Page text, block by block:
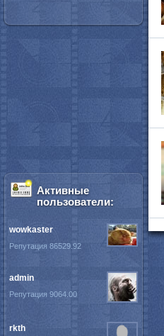
Активные
пользователи:
wowkaster
Репутация 86529.92
admin
Репутация 9064.00
rkth